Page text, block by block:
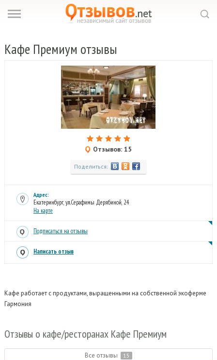
Кафе Премиум отзывы
Отзывов: 15
Поделиться:
Адрес:
Екатеринбург, ул.Серафимы Дерябиной, 24
На карте
Подписаться на отзывы
Написать отзыв
Кафе работает с продуктами, выращенными на собственной экоферме
Гармония
Отзывы о кафе/ресторанах Кафе Премиум
Все отзывы 15